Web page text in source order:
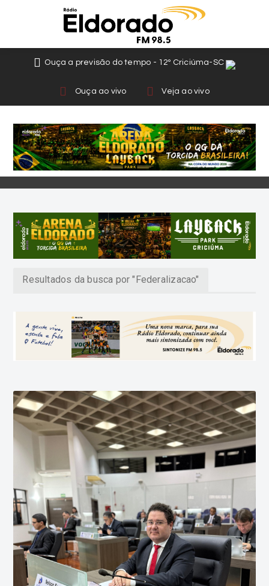
Ouça a previsão do tempo - 12º Criciúma-SC
Ouça ao vivo Veja ao vivo
Resultados da busca por "Federalizacao"